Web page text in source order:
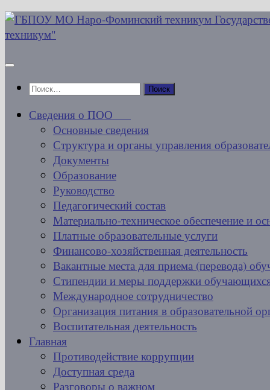
Перейти
к
Найти:
Сведения о ПОО
Основные сведения
Структура и органы управления
Документы
Образование
Руководство
Педагогический состав
Материально-техническое обеспечение и
Платные образовательные услуги
Финансово-хозяйственная деятельность
Вакантные места для приема (перевода)
Стипендии и меры поддержки
Международное сотрудничество
Организация питания в образовательной
Воспитательная деятельность
Главная
Противодействие коррупции
Доступная среда
Разговоры о важном